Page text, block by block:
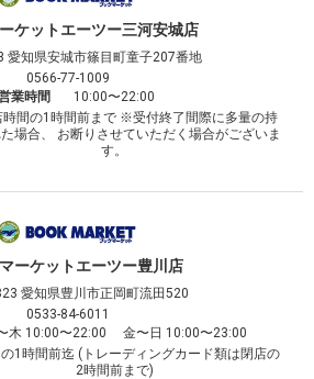
ケットエーツー三河安城店
愛知県安城市篠目町童子207番地
0566-77-1009
業時間
10:00〜22:00
時間の1時間前まで ※受付終了間際に多量の持
場合、 お断りさせていただく場合がございま
す。
ーケットエーツー豊川店
愛知県豊川市正岡町流田520
0533-84-6011
木 10:00〜22:00 金〜日 10:00〜23:00
1時間前迄 (トレーディングカード類は閉店の
2時間前まで)